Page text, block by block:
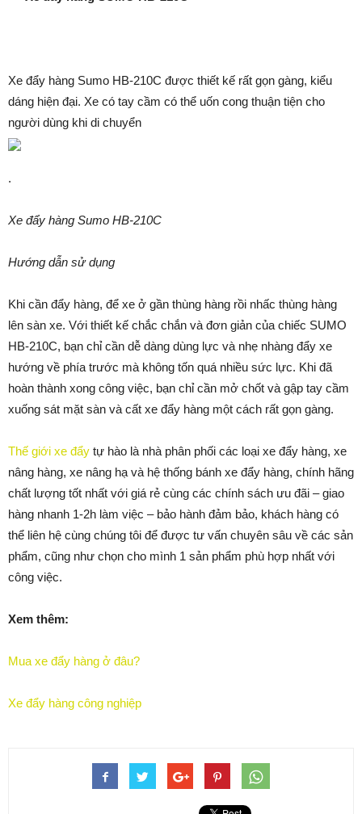
Xe đẩy hàng Sumo HB-210C được thiết kế rất gọn gàng, kiểu
dáng hiện đại. Xe có tay cầm có thể uốn cong thuận tiện cho
người dùng khi di chuyển
.
Xe đẩy hàng Sumo HB-210C
Hướng dẫn sử dụng
Khi cần đẩy hàng, để xe ở gần thùng hàng rồi nhấc thùng hàng
lên sàn xe. Với thiết kế chắc chắn và đơn giản của chiếc SUMO
HB-210C, bạn chỉ cần dễ dàng dùng lực và nhẹ nhàng đẩy xe
hướng về phía trước mà không tốn quá nhiều sức lực. Khi đã
hoàn thành xong công việc, bạn chỉ cần mở chốt và gập tay cầm
xuống sát mặt sàn và cất xe đẩy hàng một cách rất gọn gàng.
Thế giới xe đẩy tự hào là nhà phân phối các loại xe đẩy hàng, xe
nâng hàng, xe nâng hạ và hệ thống bánh xe đẩy hàng, chính hãng
chất lượng tốt nhất với giá rẻ cùng các chính sách ưu đãi – giao
hàng nhanh 1-2h làm việc – bảo hành đảm bảo, khách hàng có
thể liên hệ cùng chúng tôi để được tư vấn chuyên sâu về các sản
phẩm, cũng như chọn cho mình 1 sản phẩm phù hợp nhất với
công việc.
Xem thêm:
Mua xe đẩy hàng ở đâu?
Xe đẩy hàng công nghiệp